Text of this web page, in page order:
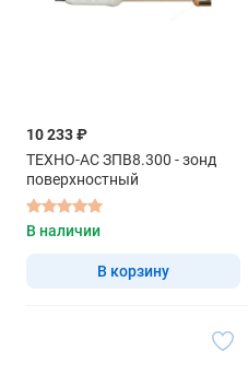
10 233 ₽
ТЕХНО-АС ЗПВ8.300 - зонд
поверхностный
В наличии
В корзину